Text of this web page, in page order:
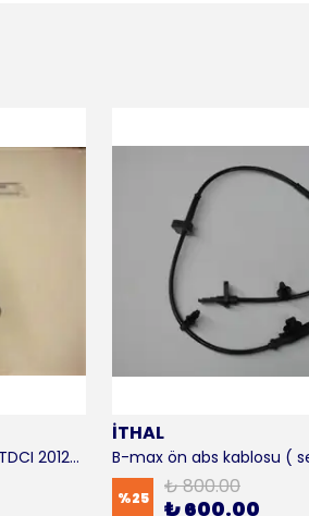
B-max motor takozu 1.5 - 1.6 TDCI 2012-2016 ORJİNAL
İTHAL
%25 ₺ 800.00
₺ 600.00